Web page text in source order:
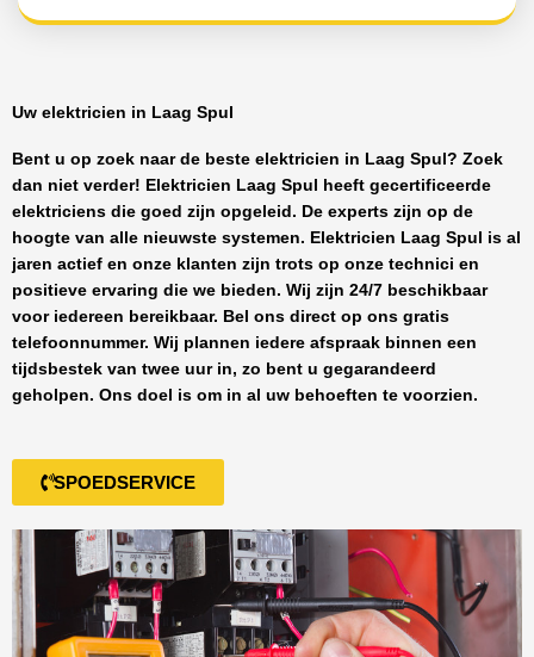
Uw elektricien in Laag Spul
Bent u op zoek naar de beste elektricien in Laag Spul? Zoek
dan niet verder! Elektricien Laag Spul heeft gecertificeerde
elektriciens die goed zijn opgeleid. De experts zijn op de
hoogte van alle nieuwste systemen. Elektricien Laag Spul is al
jaren actief en onze klanten zijn trots op onze technici en
positieve ervaring die we bieden. Wij zijn 24/7 beschikbaar
voor iedereen bereikbaar. Bel ons direct op ons gratis
telefoonnummer. Wij plannen iedere afspraak binnen een
tijdsbestek van twee uur in, zo bent u gegarandeerd
geholpen. Ons doel is om in al uw behoeften te voorzien.
SPOEDSERVICE